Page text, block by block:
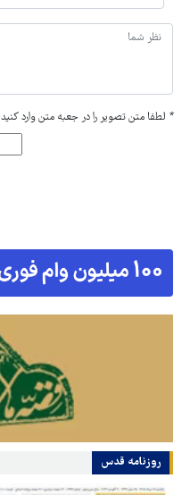
* لطفا متن تصویر را در جعبه متن وارد کنید
روزنامه قدس